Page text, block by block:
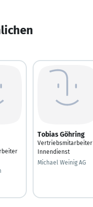
Tobias Göhring
Vertriebsmitarbeiter
Innendienst
Michael Weinig AG